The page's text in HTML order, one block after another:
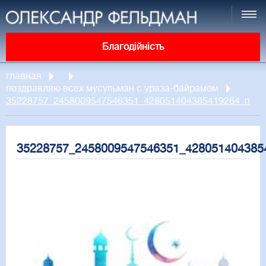
Благодійність
главная
поздравляю всех мусульман с ураза-байрамом
35228757_2458009547546351_428051404385419264_n